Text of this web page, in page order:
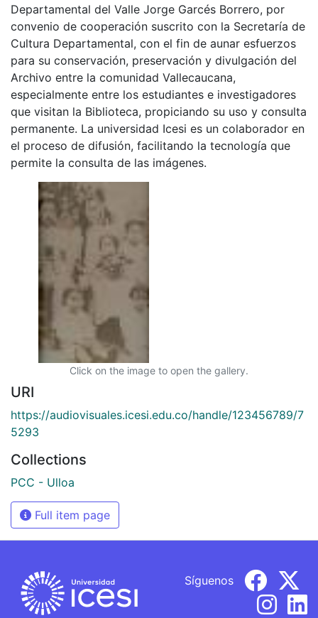
Departamental del Valle Jorge Garcés Borrero, por
convenio de cooperación suscrito con la Secretaría de
Cultura Departamental, con el fin de aunar esfuerzos
para su conservación, preservación y divulgación del
Archivo entre la comunidad Vallecaucana,
especialmente entre los estudiantes e investigadores
que visitan la Biblioteca, propiciando su uso y consulta
permanente. La universidad Icesi es un colaborador en
el proceso de difusión, facilitando la tecnología que
permite la consulta de las imágenes.
Click on the image to open the gallery.
URI
https://audiovisuales.icesi.edu.co/handle/123456789/7
5293
Collections
PCC - Ulloa
Full item page
Síguenos